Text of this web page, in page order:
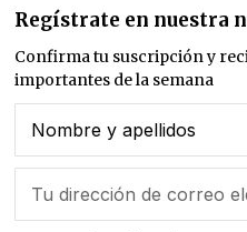
Regístrate en nuestra
Confirma tu suscripción y
importantes de la semana